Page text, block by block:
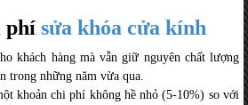
phí sửa khóa cửa kính
khách hàng mà vẫn giữ nguyên chất lượng
trong những năm vừa qua.
khoản chi phí không hề nhỏ (5-10%) so với